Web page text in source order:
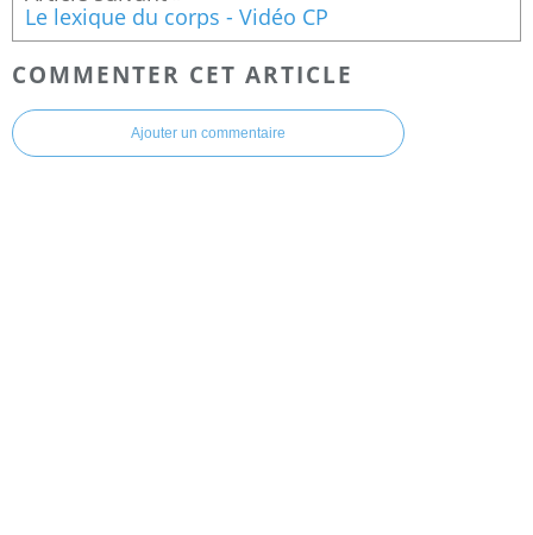
Le lexique du corps - Vidéo CP
COMMENTER CET ARTICLE
Ajouter un commentaire